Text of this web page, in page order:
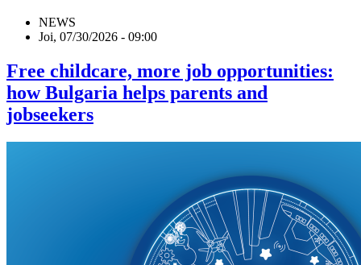
NEWS
Joi, 07/30/2026 - 09:00
Free childcare, more job opportunities:
how Bulgaria helps parents and
jobseekers